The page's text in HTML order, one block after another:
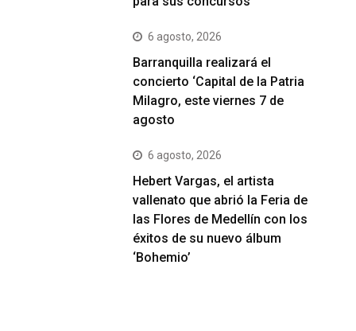
6 agosto, 2026
Barranquilla realizará el
concierto ‘Capital de la Patria
Milagro, este viernes 7 de
agosto
6 agosto, 2026
Hebert Vargas, el artista
vallenato que abrió la Feria de
las Flores de Medellín con los
éxitos de su nuevo álbum
‘Bohemio’